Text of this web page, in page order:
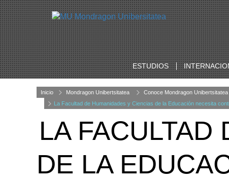
ESTUDIOS
Inicio Mondragon Unibertsitatea Conoce Mondragon Unibertsitatea
La Facultad de Humanidades y Ciencias de la Educación necesita
LA FACULTAD
DE LA